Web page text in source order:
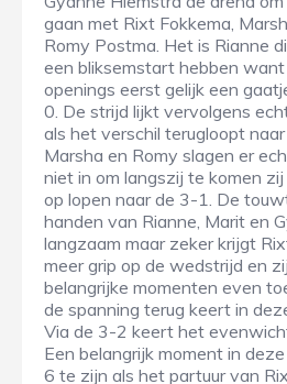
gaan met Rixt Fokkema,
Romy Postma. Het is Rianne
een bliksemstart hebben
openings eerst gelijk een
0. De strijd lijkt vervolgens
als het verschil terugloopt
Marsha en Romy slagen er
niet in om langszij te komen
op lopen naar de 3-1. De
handen van Rianne, Marit en
langzaam maar zeker krijgt
meer grip op de wedstrijd en
belangrijke momenten even
de spanning terug keert in
Via de 3-2 keert het
Een belangrijk moment in
6 te zijn als het partuur van